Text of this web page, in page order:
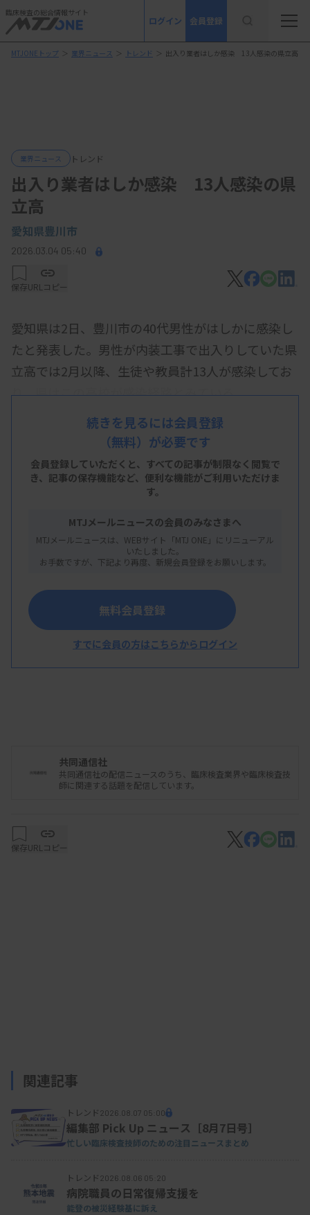
臨床検査の総合情報サイト
ログイン 会員登録
MTJONEトップ ＞ 業界ニュース ＞ トレンド ＞ 出入り業者はしか感染 13人感染の県立高
業界ニュース トレンド
出入り業者はしか感染 13人感染の県
立高
愛知県豊川市
2026.03.04 05:40
保存URLコピー
愛知県は2日、豊川市の40代男性がはしかに感染し
たと発表した。男性が内装工事で出入りしていた県
立高では2月以降、生徒や教員計13人が感染してお
り、県はこの高校が感染経路とみている。
男性は海外渡航歴はなく、2月27日に発症した。
続きを見るには会員登録
（無料）が必要です
会員登録していただくと、すべての記事が制限なく閲覧で
き、 記事の保存機能など、便利な機能がご利用いただけま
す。
MTJメールニュースの会員のみなさまへ
MTJメールニュースは、WEBサイト「MTJ ONE」にリニューアル
いたしました。
お手数ですが、下記より再度、新規会員登録をお願いします。
無料会員登録
すでに会員の方はこちらからログイン
共同通信社
共同通信社の配信ニュースのうち、臨床検査業界や臨床検査技
師に関連する話題を配信しています。
保存URLコピー
関連記事
トレンド 2026.08.07 05:00
編集部 Pick Up ニュース［8月7日号］
忙しい臨床検査技師のための注目ニュースまとめ
トレンド 2026.08.06 05:20
病院職員の日常復帰支援を
能登の被災経験基に訴え